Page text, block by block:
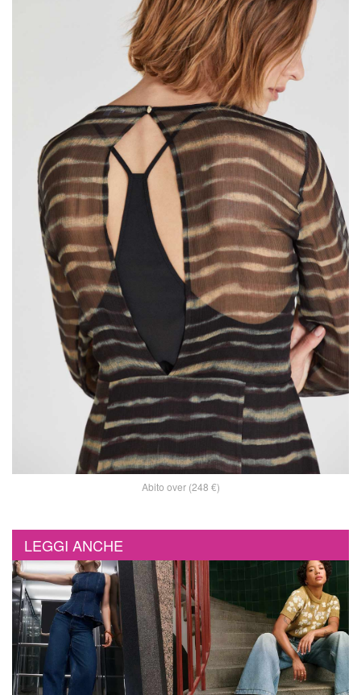
Abito over (248 €)
LEGGI ANCHE